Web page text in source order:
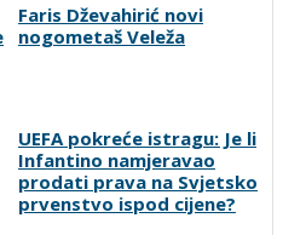
Faris Dževahirić novi
nogometaš Veleža